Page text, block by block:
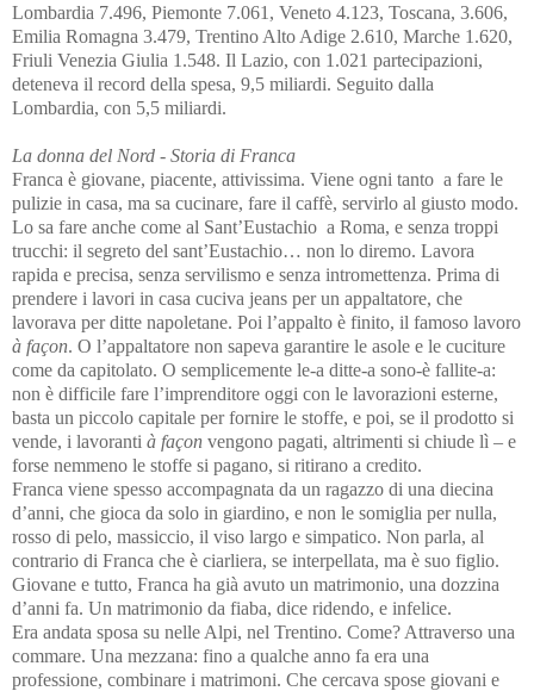
Lombardia 7.496, Piemonte 7.061, Veneto 4.123, Toscana, 3.606,
Emilia Romagna 3.479, Trentino Alto Adige 2.610, Marche 1.620,
Friuli Venezia Giulia 1.548. Il Lazio, con 1.021 partecipazioni,
deteneva il record della spesa, 9,5 miliardi. Seguito dalla
Lombardia, con 5,5 miliardi.
La donna del Nord - Storia di Franca
Franca è giovane, piacente, attivissima. Viene ogni tanto a fare le
pulizie in casa, ma sa cucinare, fare il caffè, servirlo al giusto modo.
Lo sa fare anche come al Sant’Eustachio a Roma, e senza troppi
trucchi: il segreto del sant’Eustachio… non lo diremo. Lavora
rapida e precisa, senza servilismo e senza intromettenza. Prima di
prendere i lavori in casa cuciva jeans per un appaltatore, che
lavorava per ditte napoletane. Poi l’appalto è finito, il famoso lavoro
à façon. O l’appaltatore non sapeva garantire le asole e le cuciture
come da capitolato. O semplicemente le-a ditte-a sono-è fallite-a:
non è difficile fare l’imprenditore oggi con le lavorazioni esterne,
basta un piccolo capitale per fornire le stoffe, e poi, se il prodotto si
vende, i lavoranti à façon vengono pagati, altrimenti si chiude lì – e
forse nemmeno le stoffe si pagano, si ritirano a credito.
Franca viene spesso accompagnata da un ragazzo di una diecina
d’anni, che gioca da solo in giardino, e non le somiglia per nulla,
rosso di pelo, massiccio, il viso largo e simpatico. Non parla, al
contrario di Franca che è ciarliera, se interpellata, ma è suo figlio.
Giovane e tutto, Franca ha già avuto un matrimonio, una dozzina
d’anni fa. Un matrimonio da fiaba, dice ridendo, e infelice.
Era andata sposa su nelle Alpi, nel Trentino. Come? Attraverso una
commare. Una mezzana: fino a qualche anno fa era una
professione, combinare i matrimoni. Che cercava spose giovani e